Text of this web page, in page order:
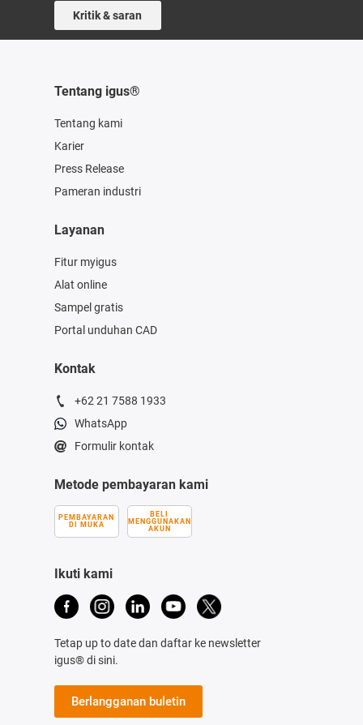
Kritik & saran
Tentang igus®
Tentang kami
Karier
Press Release
Pameran industri
Layanan
Fitur myigus
Alat online
Sampel gratis
Portal unduhan CAD
Kontak
+62 21 7588 1933
WhatsApp
Formulir kontak
Metode pembayaran kami
PEMBAYARAN
DI MUKA
BELI
MENGGUNAKAN
AKUN
Ikuti kami
Tetap up to date dan daftar ke newsletter
igus® di sini.
Berlangganan buletin